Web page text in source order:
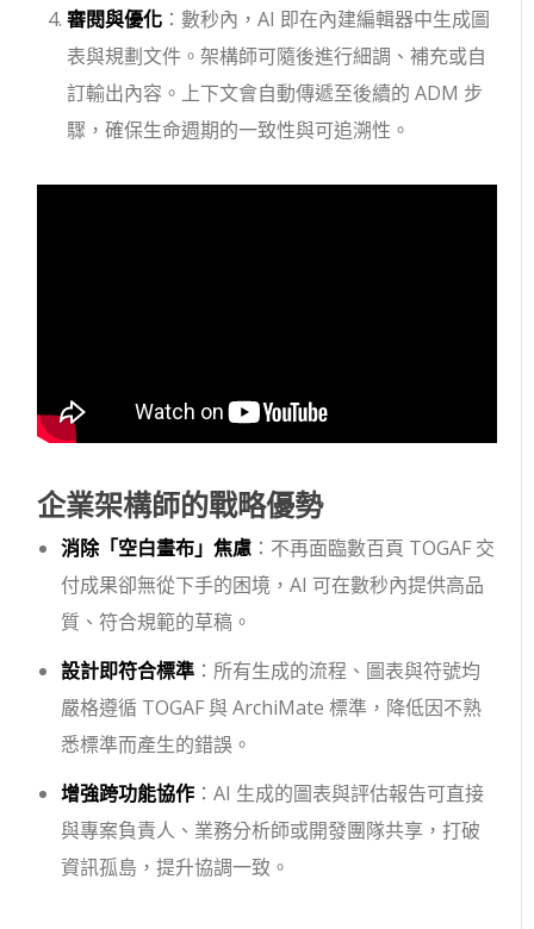
審閱與優化 ：數秒內，AI 即在內建編輯器中生成圖
表與規劃文件。架構師可隨後進行細調、補充或自
訂輸出內容。上下文會自動傳遞至後續的 ADM 步
驟，確保生命週期的一致性與可追溯性。
企業架構師的戰略優勢
消除「空白畫布」焦慮 ：不再面臨數百頁 TOGAF 交
付成果卻無從下手的困境，AI 可在數秒內提供高品
質、符合規範的草稿。
設計即符合標準 ：所有生成的流程、圖表與符號均
嚴格遵循 TOGAF 與 ArchiMate 標準，降低因不熟
悉標準而產生的錯誤。
增強跨功能協作 ：AI 生成的圖表與評估報告可直接
與專案負責人、業務分析師或開發團隊共享，打破
資訊孤島，提升協調一致。